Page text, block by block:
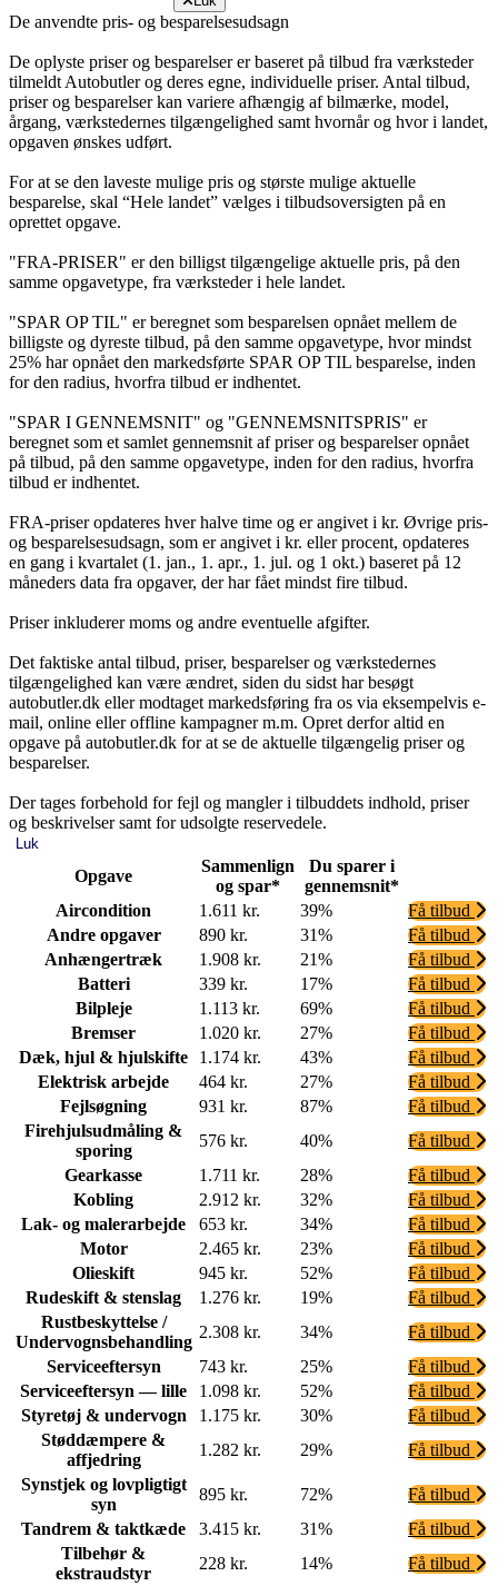
De anvendte pris- og besparelsesudsagn
De oplyste priser og besparelser er baseret på tilbud fra værksteder
tilmeldt Autobutler og deres egne, individuelle priser. Antal tilbud,
priser og besparelser kan variere afhængig af bilmærke, model,
årgang, værkstedernes tilgængelighed samt hvornår og hvor i landet,
opgaven ønskes udført.
For at se den laveste mulige pris og største mulige aktuelle
besparelse, skal “Hele landet” vælges i tilbudsoversigten på en
oprettet opgave.
"FRA-PRISER" er den billigst tilgængelige aktuelle pris, på den
samme opgavetype, fra værksteder i hele landet.
"SPAR OP TIL" er beregnet som besparelsen opnået mellem de
billigste og dyreste tilbud, på den samme opgavetype, hvor mindst
25% har opnået den markedsførte SPAR OP TIL besparelse, inden
for den radius, hvorfra tilbud er indhentet.
"SPAR I GENNEMSNIT" og "GENNEMSNITSPRIS" er
beregnet som et samlet gennemsnit af priser og besparelser opnået
på tilbud, på den samme opgavetype, inden for den radius, hvorfra
tilbud er indhentet.
FRA-priser opdateres hver halve time og er angivet i kr. Øvrige pris-
og besparelsesudsagn, som er angivet i kr. eller procent, opdateres
en gang i kvartalet (1. jan., 1. apr., 1. jul. og 1 okt.) baseret på 12
måneders data fra opgaver, der har fået mindst fire tilbud.
Priser inkluderer moms og andre eventuelle afgifter.
Det faktiske antal tilbud, priser, besparelser og værkstedernes
tilgængelighed kan være ændret, siden du sidst har besøgt
autobutler.dk eller modtaget markedsføring fra os via eksempelvis e-
mail, online eller offline kampagner m.m. Opret derfor altid en
opgave på autobutler.dk for at se de aktuelle tilgængelig priser og
besparelser.
Der tages forbehold for fejl og mangler i tilbuddets indhold, priser
og beskrivelser samt for udsolgte reservedele.
Luk
Opgave
Sammenlign
og spar*
Du sparer i
gennemsnit*
Aircondition
1.611 kr. 39%
Få tilbud
Andre opgaver
890 kr. 31%
Få tilbud
Anhængertræk
1.908 kr. 21%
Få tilbud
Batteri
339 kr. 17%
Få tilbud
Bilpleje
1.113 kr. 69%
Få tilbud
Bremser
1.020 kr. 27%
Få tilbud
Dæk, hjul & hjulskifte
1.174 kr. 43%
Få tilbud
Elektrisk arbejde
464 kr. 27%
Få tilbud
Fejlsøgning
931 kr. 87%
Få tilbud
Firehjulsudmåling &
sporing
576 kr. 40%
Få tilbud
Gearkasse
1.711 kr. 28%
Få tilbud
Kobling
2.912 kr. 32%
Få tilbud
Lak- og malerarbejde
653 kr. 34%
Få tilbud
Motor
2.465 kr. 23%
Få tilbud
Olieskift
945 kr. 52%
Få tilbud
Rudeskift & stenslag
1.276 kr. 19%
Få tilbud
Rustbeskyttelse /
Undervognsbehandling
2.308 kr. 34%
Få tilbud
Serviceeftersyn
743 kr. 25%
Få tilbud
Serviceeftersyn — lille
1.098 kr. 52%
Få tilbud
Styretøj & undervogn
1.175 kr. 30%
Få tilbud
Støddæmpere &
affjedring
1.282 kr. 29%
Få tilbud
Synstjek og lovpligtigt
syn
895 kr. 72%
Få tilbud
Tandrem & taktkæde
3.415 kr. 31%
Få tilbud
Tilbehør &
ekstraudstyr
228 kr. 14%
Få tilbud